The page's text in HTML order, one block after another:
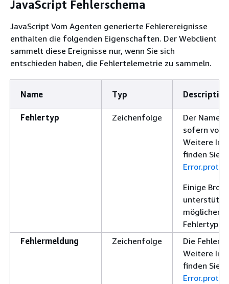
JavaScript Fehlerschema
JavaScript Vom Agenten generierte Fehlerereignisse
enthalten die folgenden Eigenschaften. Der Webclient
sammelt diese Ereignisse nur, wenn Sie sich
entschieden haben, die Fehlertelemetrie zu sammeln.
Name Typ Description
Fehlertyp Zeichenfolge
Der Name
sofern
Weitere
finden Sie
Einige
Fehlertypen.
Fehlermeldung
Zeichenfolge
Die
Weitere
finden Sie